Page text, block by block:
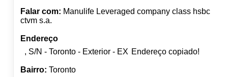
Falar com: Manulife Leveraged company class hsbc
ctvm s.a.
Endereço
, S/N - Toronto - Exterior - EX Endereço copiado!
Bairro: Toronto